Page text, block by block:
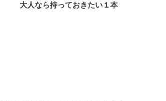
大人なら持っておきたい１本